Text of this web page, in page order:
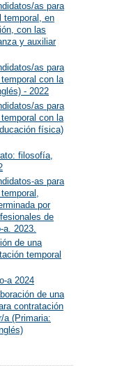
as para
temporal, en
con las
y auxiliar
as para
con la
- 2022
as para
con la
física)
filosofía,
as para
por
de
2023.
de una
temporal
a 2024
de una
contratación
a (Primaria: